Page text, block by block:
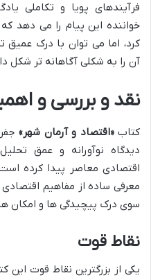
فرآیندهای پویا و تکاملی
خواننده این پیام را می دهد
کرد، اما می توان با درک عمیق
آن را به شکلی آگاهانه تر شکل
نقد و بررسی و
کتاب«اقتصاد و آرمان شهر»
دیدگاه نوآورانه و عمق
اقتصادی معاصر پیدا کرده
معرفی ساده از مفاهیم
سوی درک پیچیدگی ها و امکان
نقاط قوت
یکی از بزرگترین نقاط قوت این